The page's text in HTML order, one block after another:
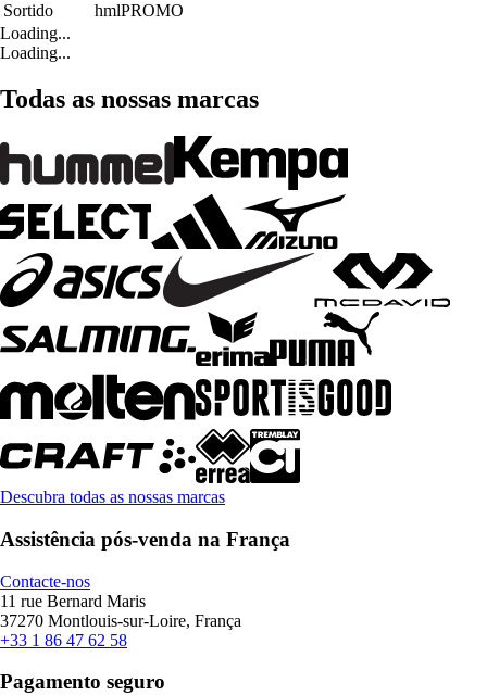
Sortido
hmlPROMO
Loading...
Loading...
Todas as nossas marcas
Descubra todas as nossas marcas
Assistência pós-venda na França
Contacte-nos
11 rue Bernard Maris
37270 Montlouis-sur-Loire, França
+33 1 86 47 62 58
Pagamento seguro